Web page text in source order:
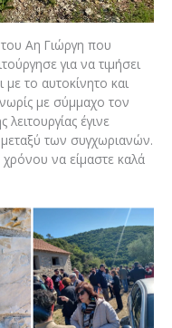
Αη Γιώργη που
για να τιμήσει
το αυτοκίνητο και
με σύμμαχο τον
έγινε
των συγχωριανών.
να είμαστε καλά